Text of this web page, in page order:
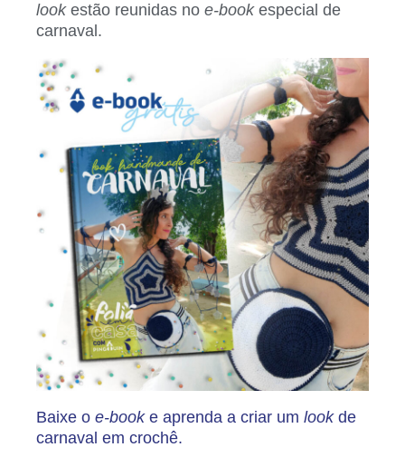
look estão reunidas no e-book especial de
carnaval.
Baixe o e-book e aprenda a criar um look de
carnaval em crochê.